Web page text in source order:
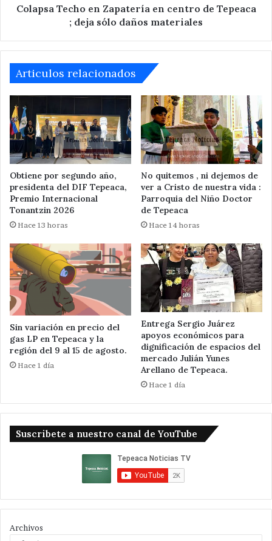
deja
Colapsa Techo en Zapatería en centro de Tepeaca
; deja sólo daños materiales
Articulos relacionados
Obtiene por segundo año,
presidenta del DIF Tepeaca,
Premio Internacional
Tonantzin 2026
Hace 13 horas
No quitemos , ni dejemos de
ver a Cristo de nuestra vida :
Parroquia del Niño Doctor
de Tepeaca
Hace 14 horas
Sin variación en precio del
gas LP en Tepeaca y la
región del 9 al 15 de agosto.
Hace 1 día
Entrega Sergio Juárez
apoyos económicos para
dignificación de espacios del
mercado Julián Yunes
Arellano de Tepeaca.
Hace 1 día
Suscribete a nuestro canal de YouTube
Archivos